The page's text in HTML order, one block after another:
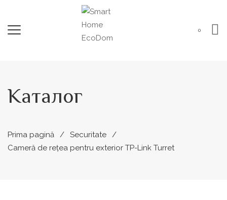
0
Каталог
Prima pagină
Securitate
Cameră de rețea pentru exterior TP-Link Turret